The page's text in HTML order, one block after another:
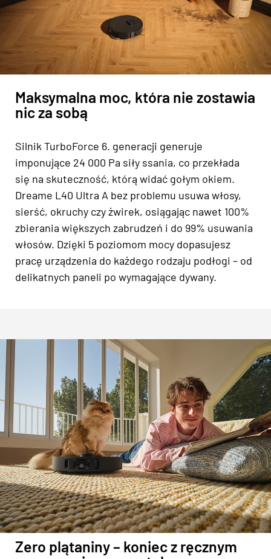
Maksymalna moc, która nie zostawia
nic za sobą
Silnik TurboForce 6. generacji generuje
imponujące 24 000 Pa siły ssania, co przekłada
się na skuteczność, którą widać gołym okiem.
Dreame L40 Ultra A bez problemu usuwa włosy,
sierść, okruchy czy żwirek, osiągając nawet 100%
zbierania większych zabrudzeń i do 99% usuwania
włosów. Dzięki 5 poziomom mocy dopasujesz
pracę urządzenia do każdego rodzaju podłogi – od
delikatnych paneli po wymagające dywany.
Zero plątaniny – koniec z ręcznym